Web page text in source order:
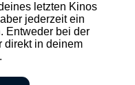
letzten Kinos
jederzeit ein
Entweder bei der
direkt in deinem